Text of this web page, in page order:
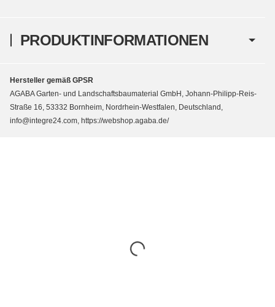
PRODUKTINFORMATIONEN
Hersteller gemäß GPSR
AGABA Garten- und Landschaftsbaumaterial GmbH, Johann-Philipp-Reis-
Straße 16, 53332 Bornheim, Nordrhein-Westfalen, Deutschland,
info@integre24.com, https://webshop.agaba.de/